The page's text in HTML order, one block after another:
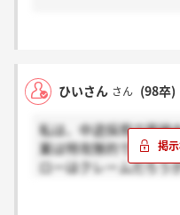
ひいさん さん (98卒)
私は、中途採用で面接
業は特攻隊的で、その
ローはクレームだろう
約するだけの営業だ